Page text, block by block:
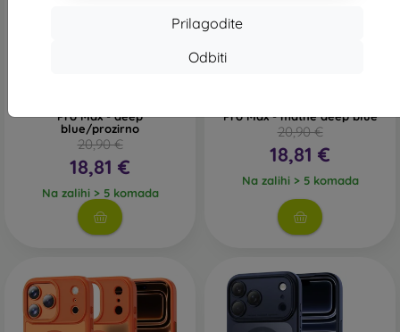
Prilagodite
Odbiti
PROTECT10
Pro Max - deep
blue/prozirno
20,90 €
18,81 €
Na zalihi > 5 komada
-10%
Pro Max - matné deep blue
20,90 €
18,81 €
Na zalihi > 5 komada